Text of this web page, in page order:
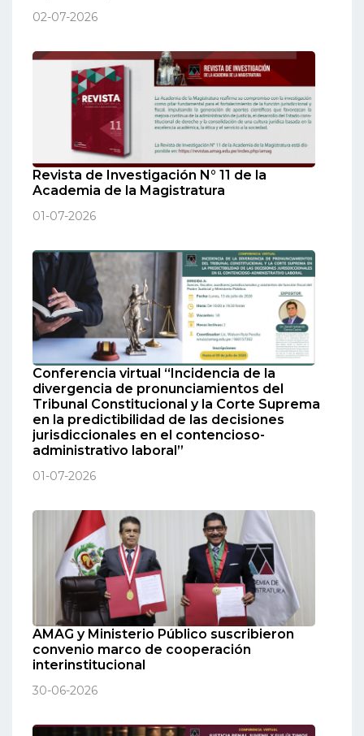
02-07-2026
Revista de Investigación N° 11 de la
Academia de la Magistratura
01-07-2026
Conferencia virtual “Incidencia de la
divergencia de pronunciamientos del
Tribunal Constitucional y la Corte Suprema
en la predictibilidad de las decisiones
jurisdiccionales en el contencioso-
administrativo laboral”
01-07-2026
AMAG y Ministerio Público suscribieron
convenio marco de cooperación
interinstitucional
30-06-2026